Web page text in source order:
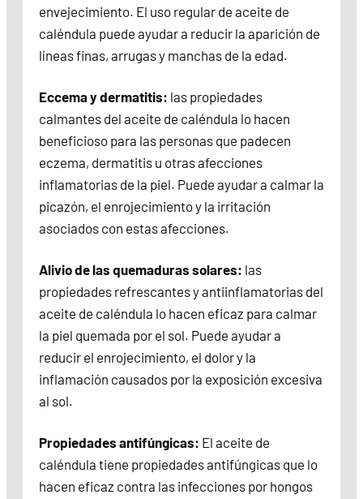
envejecimiento. El uso regular de aceite de
caléndula puede ayudar a reducir la aparición de
líneas finas, arrugas y manchas de la edad.
Eccema y dermatitis: las propiedades
calmantes del aceite de caléndula lo hacen
beneficioso para las personas que padecen
eczema, dermatitis u otras afecciones
inflamatorias de la piel. Puede ayudar a calmar la
picazón, el enrojecimiento y la irritación
asociados con estas afecciones.
Alivio de las quemaduras solares: las
propiedades refrescantes y antiinflamatorias del
aceite de caléndula lo hacen eficaz para calmar
la piel quemada por el sol. Puede ayudar a
reducir el enrojecimiento, el dolor y la
inflamación causados por la exposición excesiva
al sol.
Propiedades antifúngicas: El aceite de
caléndula tiene propiedades antifúngicas que lo
hacen eficaz contra las infecciones por hongos